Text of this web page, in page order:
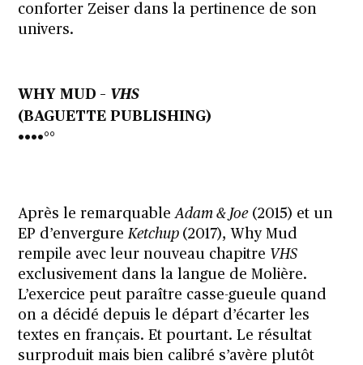
conforter Zeiser dans la pertinence de son
univers.
WHY MUD – VHS
(BAGUETTE PUBLISHING)
••••°°
Après le remarquableAdam & Joe(2015) et un
EP d’envergureKetchup (2017), Why Mud
rempile avec leur nouveau chapitre VHS
exclusivement dans la langue de Molière.
L’exercice peut paraître casse-gueule quand
on a décidé depuis le départ d’écarter les
textes en français. Et pourtant. Le résultat
surproduit mais bien calibré s’avère plutôt